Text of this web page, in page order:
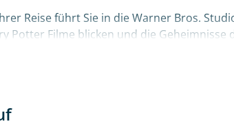
Reise führt Sie in die Warner Bros.
Potter Filme blicken und die Geheimnisse